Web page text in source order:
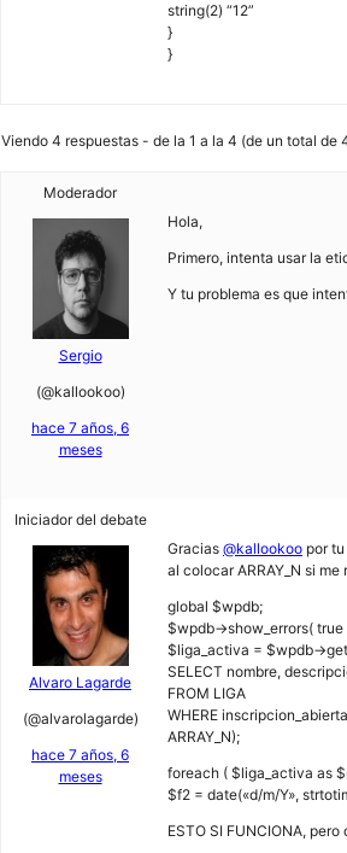
string(2) “12”
}
}
Viendo 4 respuestas - de la 1 a la 4 (de un total de
Moderador
Sergio
(@kallookoo)
hace 7 años, 6
meses
Hola,
Primero, intenta usar la
Y tu problema es que
Iniciador del debate
Alvaro Lagarde
(@alvarolagarde)
hace 7 años, 6
meses
Gracias @kallookoo por
al colocar ARRAY_N si me
global $wpdb;
$wpdb->show_errors( true
$liga_activa = $wpdb-
SELECT nombre,
FROM LIGA
WHERE
ARRAY_N);
foreach ( $liga_activa as
$f2 = date(«d/m/Y»,
ESTO SI FUNCIONA,